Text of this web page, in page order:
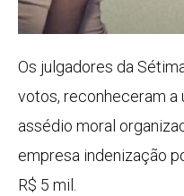
Os julgadores da
votos, reconheceram a
assédio moral
empresa indenização
R$ 5 mil.